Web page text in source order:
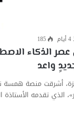
185
عصر الذكاء
واعد
أشرقت منصة همسة
الذي تقدمه